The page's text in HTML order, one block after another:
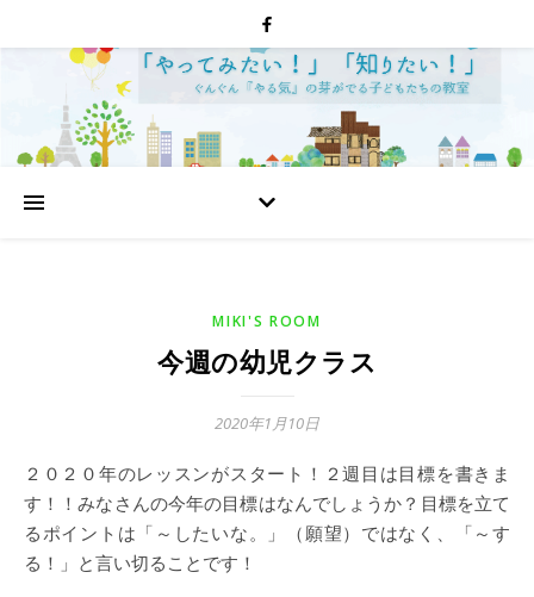
MIKI'S ROOM
今週の幼児クラス
2020年1月10日
２０２０年のレッスンがスタート！２週目は目標を書きま
す！！みなさんの今年の目標はなんでしょうか？目標を立て
るポイントは「～したいな。」（願望）ではなく、「～す
る！」と言い切ることです！